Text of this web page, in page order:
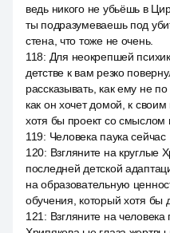
ведь никого не убьёшь в
ты подразумеваешь под
стена, что тоже не очень.
118: Для неокрепшей
детстве к вам резко
рассказывать, как ему не
как он хочет домой, к
хотя бы проект со смыслом
119: Человека паука сейчас
120: Взгляните на круглые
последней детской
на образовательную
обучения, который хотя бы
121 : Взгляните на человека